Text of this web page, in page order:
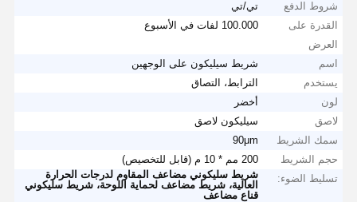
شروط الدفع
تي/تي
القدرة على
العرض
100.000 لفات في الأسبوع
اسم
شريط سيليكون على الوجهين
يستخدم
الترابط، التصاق
لون
أخضر
لاصق
سيليكون لاصق
سمك الشريط
90μm
حجم الشريط
200 مم * 10 م (قابل للتخصيص)
تسليط الضوء:
شريط سليكوني مضاعف المقاوم لدرجات الحرارة
العالية، شريط مضاعف لحماية اللوحة، شريط سليكوني
قناع مضاعف